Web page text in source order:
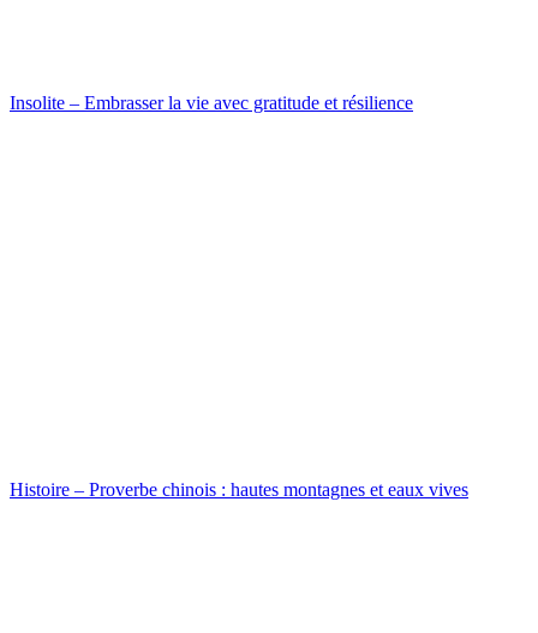
Insolite – Embrasser la vie avec gratitude et résilience
Histoire – Proverbe chinois : hautes montagnes et eaux vives